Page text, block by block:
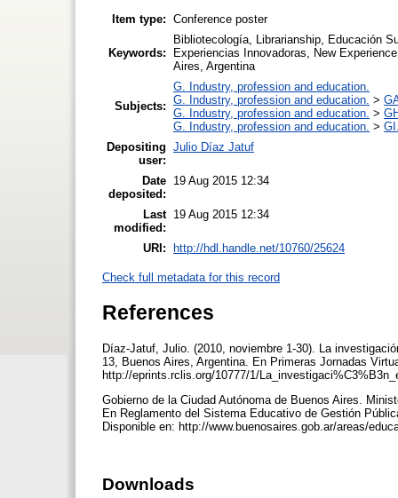
Item type: Conference poster
Keywords:
Bibliotecología, Librarianship, Educación
Experiencias Innovadoras, New
Aires, Argentina
Subjects:
G. Industry, profession and education.
G. Industry, profession and education. >
G. Industry, profession and education. >
G. Industry, profession and education. >
Depositing
user:
Julio Díaz Jatuf
Date
deposited:
19 Aug 2015 12:34
Last
modified:
19 Aug 2015 12:34
URI: http://hdl.handle.net/10760/25624
Check full metadata for this record
References
Díaz-Jatuf, Julio. (2010, noviembre 1-30). La
13, Buenos Aires, Argentina. En Primeras Jornadas
http://eprints.rclis.org/10777/1/
Gobierno de la Ciudad Autónoma de Buenos Aires.
En Reglamento del Sistema Educativo de Gestión
Disponible en: http://www.buenosaires.gob.ar/areas/
Downloads